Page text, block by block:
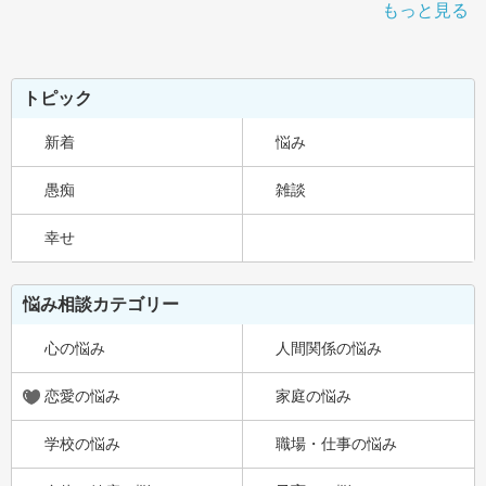
もっと見る
トピック
新着 悩み
愚痴 雑談
幸せ
悩み相談カテゴリー
心の悩み 人間関係の悩み
恋愛の悩み 家庭の悩み
学校の悩み 職場・仕事の悩み